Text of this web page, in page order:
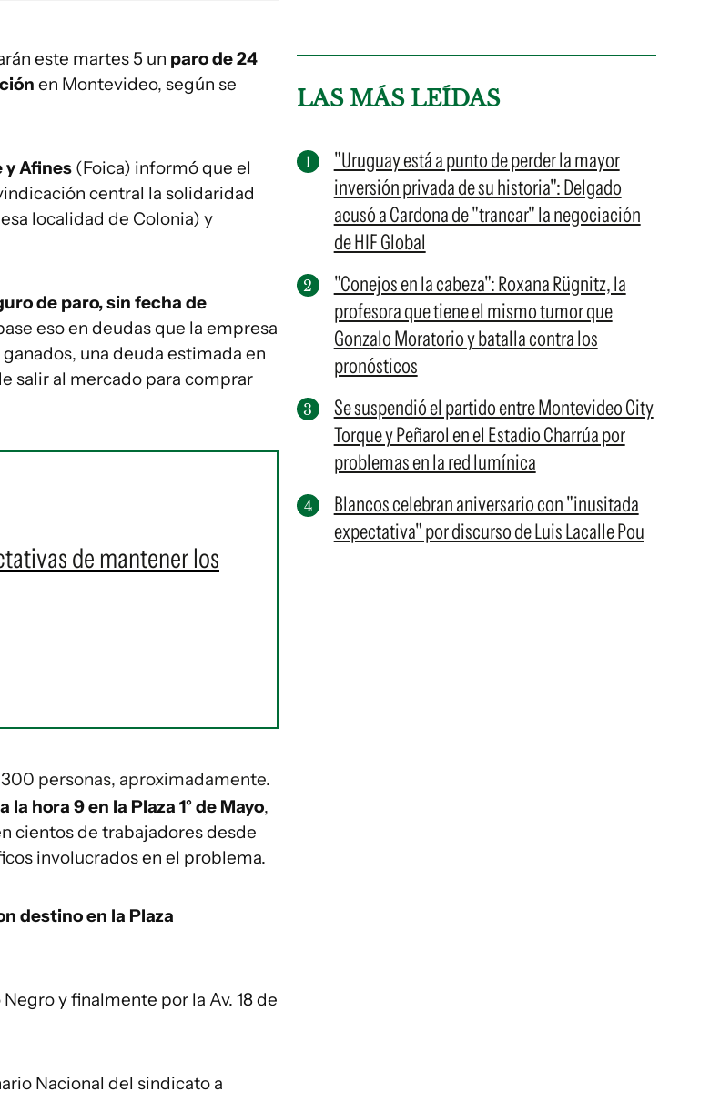
este martes 5 un paro de 24
en Montevideo, según se
y Afines (Foica) informó que el
central la solidaridad
localidad de Colonia) y
de paro, sin fecha de
eso en deudas que la empresa
una deuda estimada en
salir al mercado para comprar
de mantener los
personas, aproximadamente.
hora 9 en la Plaza 1° de Mayo,
cientos de trabajadores desde
involucrados en el problema.
destino en la Plaza
y finalmente por la Av. 18 de
Nacional del sindicato a
LAS MÁS LEÍDAS
"Uruguay está a punto de perder la mayor
inversión privada de su historia": Delgado
acusó a Cardona de "trancar" la negociación
de HIF Global
"Conejos en la cabeza": Roxana Rügnitz, la
profesora que tiene el mismo tumor que
Gonzalo Moratorio y batalla contra los
pronósticos
Se suspendió el partido entre Montevideo City
Torque y Peñarol en el Estadio Charrúa por
problemas en la red lumínica
Blancos celebran aniversario con "inusitada
expectativa" por discurso de Luis Lacalle Pou